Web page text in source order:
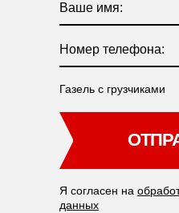
Ваше имя:
Номер телефона:
Газель с грузчиками
Я согласен на
данных